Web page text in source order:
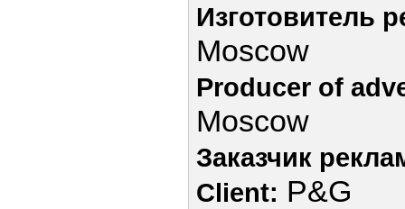
Изготовитель
Moscow
Producer of
Moscow
Заказчик
Client: P&G